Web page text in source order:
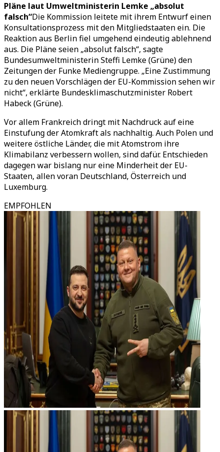
Pläne laut Umweltministerin Lemke „absolut
falsch“Die Kommission leitete mit ihrem Entwurf einen
Konsultationsprozess mit den Mitgliedstaaten ein. Die
Reaktion aus Berlin fiel umgehend eindeutig ablehnend
aus. Die Pläne seien „absolut falsch“, sagte
Bundesumweltministerin Steffi Lemke (Grüne) den
Zeitungen der Funke Mediengruppe. „Eine Zustimmung
zu den neuen Vorschlägen der EU-Kommission sehen wir
nicht“, erklärte Bundesklimaschutzminister Robert
Habeck (Grüne).
Vor allem Frankreich dringt mit Nachdruck auf eine
Einstufung der Atomkraft als nachhaltig. Auch Polen und
weitere östliche Länder, die mit Atomstrom ihre
Klimabilanz verbessern wollen, sind dafür. Entschieden
dagegen war bislang nur eine Minderheit der EU-
Staaten, allen voran Deutschland, Österreich und
Luxemburg.
EMPFOHLEN